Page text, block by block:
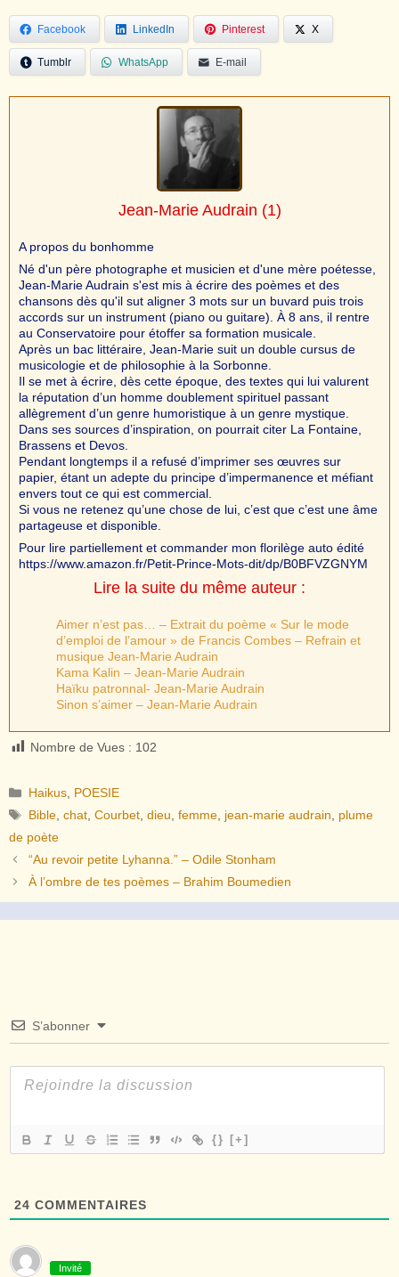
Facebook LinkedIn Pinterest X
Tumblr WhatsApp E-mail
Jean-Marie Audrain (1)
A propos du bonhomme
Né d'un père photographe et musicien et d'une mère poétesse,
Jean-Marie Audrain s'est mis à écrire des poèmes et des
chansons dès qu'il sut aligner 3 mots sur un buvard puis trois
accords sur un instrument (piano ou guitare). À 8 ans, il rentre
au Conservatoire pour étoffer sa formation musicale.
Après un bac littéraire, Jean-Marie suit un double cursus de
musicologie et de philosophie à la Sorbonne.
Il se met à écrire, dès cette époque, des textes qui lui valurent
la réputation d’un homme doublement spirituel passant
allègrement d’un genre humoristique à un genre mystique.
Dans ses sources d’inspiration, on pourrait citer La Fontaine,
Brassens et Devos.
Pendant longtemps il a refusé d’imprimer ses œuvres sur
papier, étant un adepte du principe d’impermanence et méfiant
envers tout ce qui est commercial.
Si vous ne retenez qu’une chose de lui, c’est que c’est une âme
partageuse et disponible.
Pour lire partiellement et commander mon florilège auto édité
https://www.amazon.fr/Petit-Prince-Mots-dit/dp/B0BFVZGNYM
Lire la suite du même auteur :
Aimer n’est pas… – Extrait du poème « Sur le mode
d’emploi de l’amour » de Francis Combes – Refrain et
musique Jean-Marie Audrain
Kama Kalin – Jean-Marie Audrain
Haïku patronnal- Jean-Marie Audrain
Sinon s’aimer – Jean-Marie Audrain
Nombre de Vues : 102
Catégories
Haikus POESIE
Étiquettes
Bible ,chat ,Courbet ,dieu ,femme jean-marie audrain
plume
de poète
“Au revoir petite Lyhanna.” – Odile Stonham
À l’ombre de tes poèmes – Brahim Boumedien
S’abonner
{} [+]
24 COMMENTAIRES
Invité